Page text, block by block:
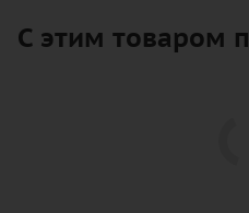
С этим товаром